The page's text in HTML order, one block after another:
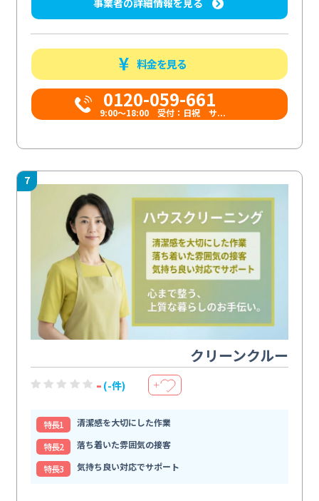
事業者の詳細情報を見る
料金を見る
0120-059-661
9:00〜18:00 受付：日祝 サ...
7
クリーンクルー
- (-件) ＋
特⻑1
清潔感を大切にした作業
特⻑2
落ち着いた雰囲気の接客
特⻑3
気持ち良い対応でサポート